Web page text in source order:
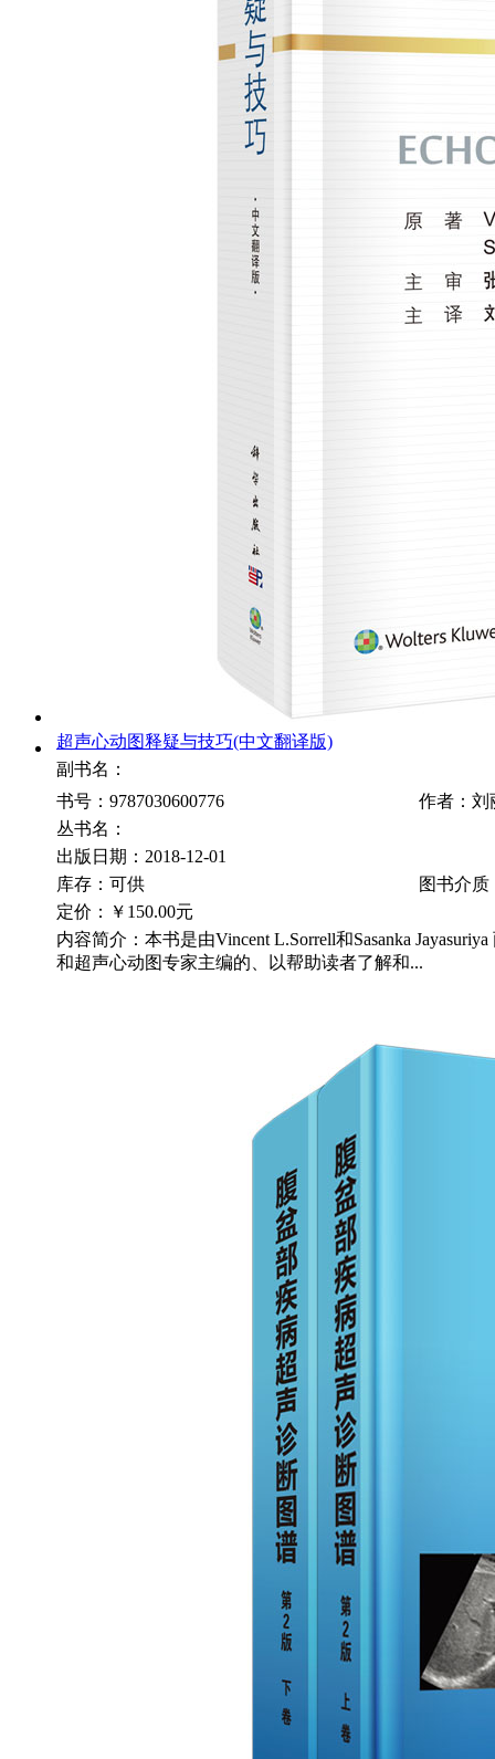
超声心动图释疑与技巧(中文翻译版)
副书名：
书号：9787030600776
作者：刘
丛书名：
出版日期：2018-12-01
库存：可供
图书介质
定价：
￥150.00元
内容简介：本书是由Vincent L.Sorrell和Sasanka
和超声心动图专家主编的、以帮助读者了解和...